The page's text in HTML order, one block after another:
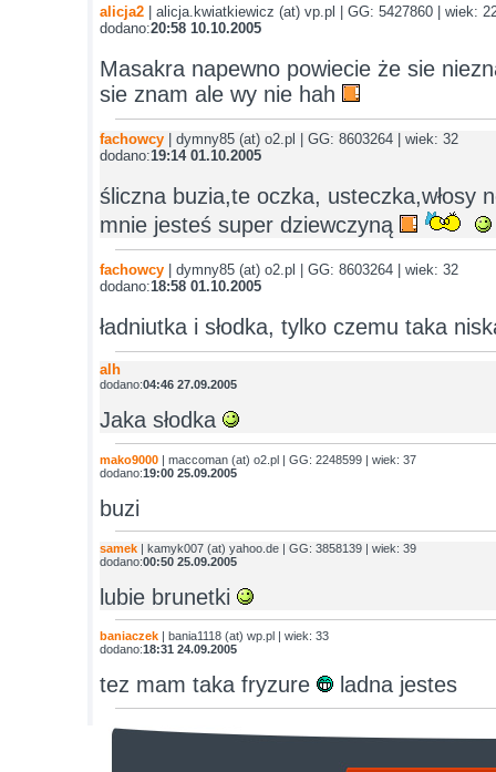
alicja2 | alicja.kwiatkiewicz (at) vp.pl | GG: 5427860 | wiek:
dodano:20:58 10.10.2005
Masakra napewno powiecie że sie
sie znam ale wy nie hah
fachowcy | dymny85 (at) o2.pl | GG: 8603264 | wiek: 32
dodano:19:14 01.10.2005
śliczna buzia,te oczka, usteczka,włosy
mnie jesteś super dziewczyną
fachowcy | dymny85 (at) o2.pl | GG: 8603264 | wiek: 32
dodano:18:58 01.10.2005
ładniutka i słodka, tylko czemu taka
alh
dodano:04:46 27.09.2005
Jaka słodka
mako9000 | maccoman (at) o2.pl | GG: 2248599 | wiek: 37
dodano:19:00 25.09.2005
buzi
samek | kamyk007 (at) yahoo.de | GG: 3858139 | wiek: 39
dodano:00:50 25.09.2005
lubie brunetki
baniaczek | bania1118 (at) wp.pl | wiek: 33
dodano:18:31 24.09.2005
tez mam taka fryzure ladna jestes